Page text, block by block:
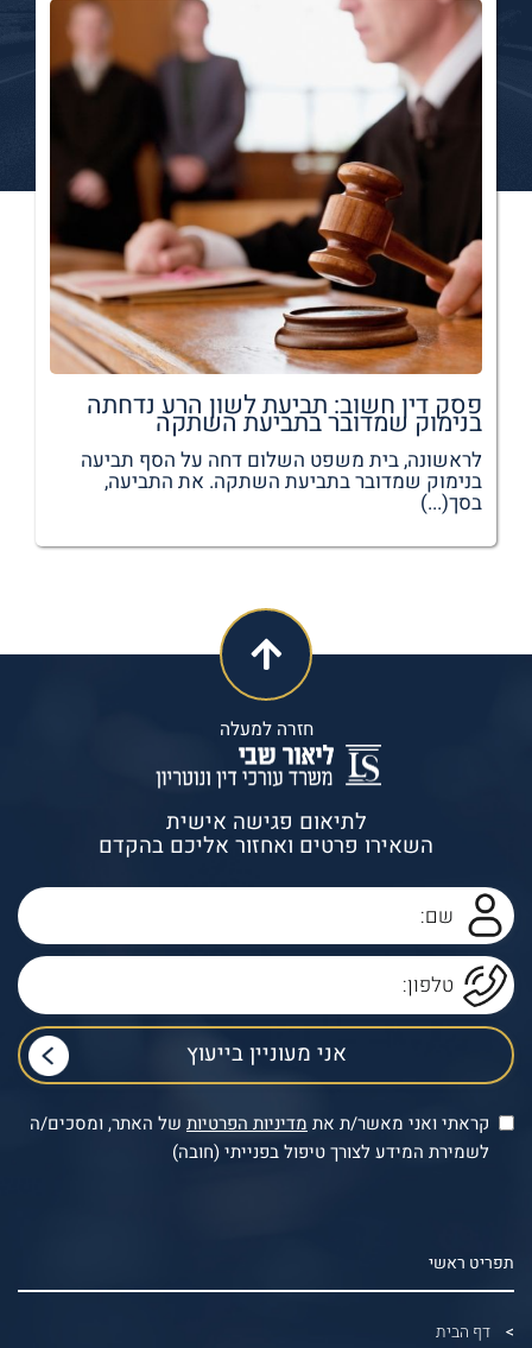
פסק דין חשוב: תביעת לשון הרע נדחתה
בנימוק שמדובר בתביעת השתקה
לראשונה, בית משפט השלום דחה על הסף תביעה
בנימוק שמדובר בתביעת השתקה. את התביעה,
בסך(...)
חזרה למעלה
לתיאום פגישה אישית
השאירו פרטים ואחזור אליכם בהקדם
קראתי ואני מאשר/ת את מדיניות הפרטיות של האתר, ומסכים/ה
לשמירת המידע לצורך טיפול בפנייתי (חובה)
תפריט ראשי
דף הבית